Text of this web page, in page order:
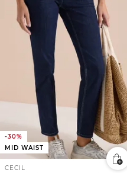
-30%
MID WAIST
CECIL